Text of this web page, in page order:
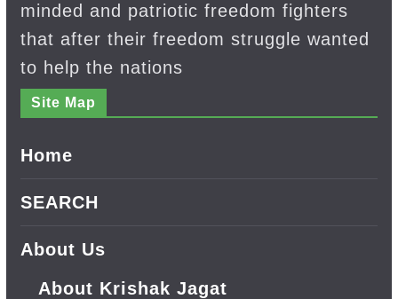
minded and patriotic freedom fighters
that after their freedom struggle wanted
to help the nations
Site Map
Home
SEARCH
About Us
About Krishak Jagat